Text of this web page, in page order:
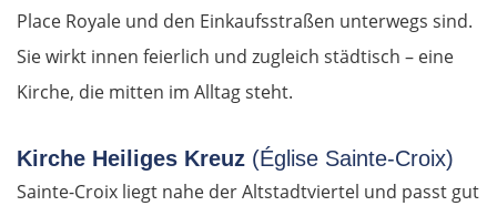
Place Royale und den Einkaufsstraßen unterwegs sind.
Sie wirkt innen feierlich und zugleich städtisch – eine
Kirche, die mitten im Alltag steht.
Kirche Heiliges Kreuz (Église Sainte-Croix)
Sainte-Croix liegt nahe der Altstadtviertel und passt gut
Deutschland Ost
Fürstenwalde